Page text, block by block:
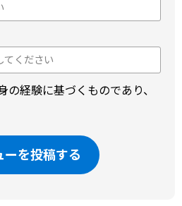
の経験に基づくものであり、
ーを投稿する